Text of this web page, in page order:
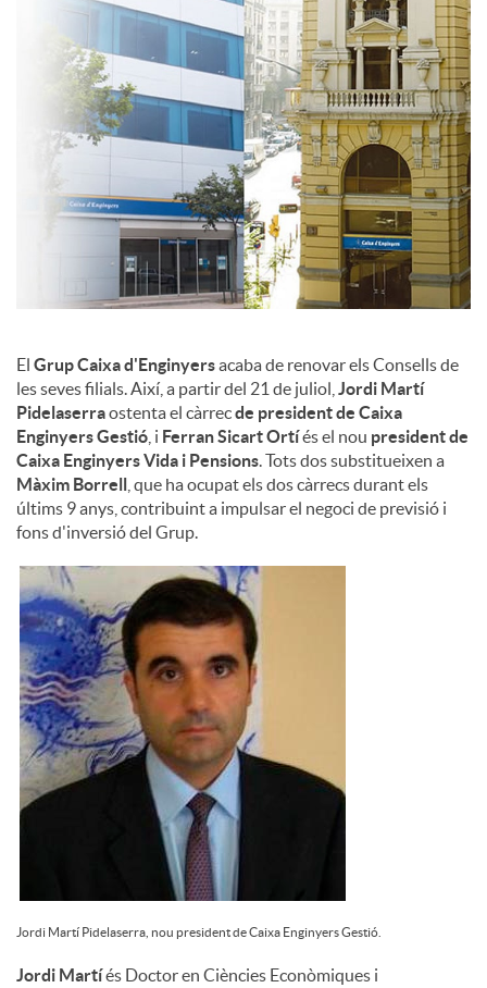
t
i
n
g
u
t
s
El Grup Caixa d'Enginyersacaba de renovar els Consells de
les seves filials. Així, a partir del 21 de juliol, Jordi Martí
Pidelaserraostenta el càrrecde president de Caixa
Enginyers Gestió , i Ferran Sicart Ortíés el nou president de
Caixa Enginyers Vida i Pensions. Tots dos substitueixen a
Màxim Borrell , que ha ocupat els dos càrrecs durant els
últims 9 anys, contribuint a impulsar el negoci de previsió i
fons d'inversió del Grup.
Jordi Martí Pidelaserra, nou president de Caixa Enginyers Gestió.
Jordi Martíés Doctor en Ciències Econòmiques i